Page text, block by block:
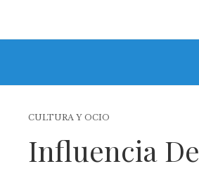
CULTURA Y OCIO
Influencia De